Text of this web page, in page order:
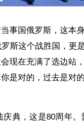
事国俄罗斯，这本
斯这个战胜国，更
现在充满了选边站
是对的，过去是对
庆典，这是80周年。